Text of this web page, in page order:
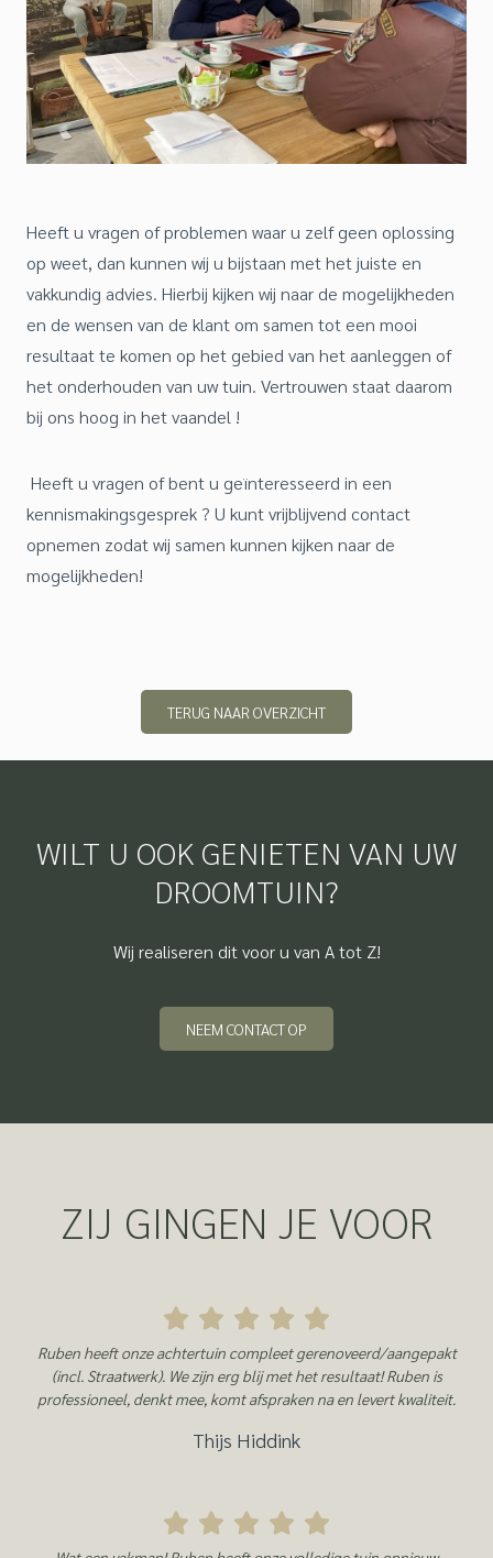
Heeft u vragen of problemen waar u zelf geen oplossing
op weet, dan kunnen wij u bijstaan met het juiste en
vakkundig advies. Hierbij kijken wij naar de mogelijkheden
en de wensen van de klant om samen tot een mooi
resultaat te komen op het gebied van het aanleggen of
het onderhouden van uw tuin. Vertrouwen staat daarom
bij ons hoog in het vaandel !
Heeft u vragen of bent u geïnteresseerd in een
kennismakingsgesprek ? U kunt vrijblijvend contact
opnemen zodat wij samen kunnen kijken naar de
mogelijkheden!
TERUG NAAR OVERZICHT
WILT U OOK GENIETEN VAN UW
DROOMTUIN?
Wij realiseren dit voor u van A tot Z!
NEEM CONTACT OP
ZIJ GINGEN JE VOOR
Ruben heeft onze achtertuin compleet gerenoveerd/aangepakt
(incl. Straatwerk). We zijn erg blij met het resultaat! Ruben is
professioneel, denkt mee, komt afspraken na en levert kwaliteit.
Thijs Hiddink